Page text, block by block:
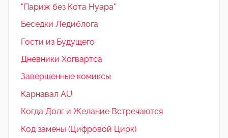
"Париж без Кота Нуара"
Беседки Ледиблога
Гости из Будущего
Дневники Хогвартса
Завершенные комиксы
Карнавал AU
Когда Долг и Желание Встречаются
Код замены (Цифровой Цирк)